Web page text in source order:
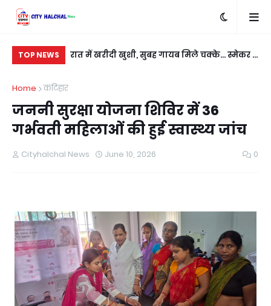
TOP NEWS
बदला लेने के लिए
रात में खरीदी खुशी, सुबह गायब मिले चक्के... स्मेकर ने
Home
कटिहार
जननी सुरक्षा योजना शिविर में 36
गर्भवती महिलाओं की हुई स्वास्थ्य जांच
Cityhalchal News June 10, 2026 0